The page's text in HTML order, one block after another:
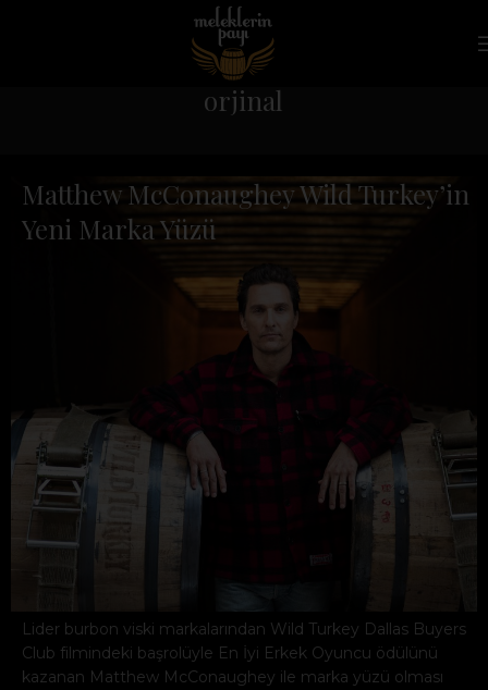
orjinal
Matthew McConaughey Wild Turkey’in
Yeni Marka Yüzü
Lider burbon viski markalarından Wild Turkey Dallas Buyers
Club filmindeki başrolüyle En İyi Erkek Oyuncu ödülünü
kazanan Matthew McConaughey ile marka yüzü olması